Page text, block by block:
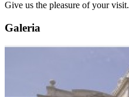
Give us the pleasure of your visit.
Galeria